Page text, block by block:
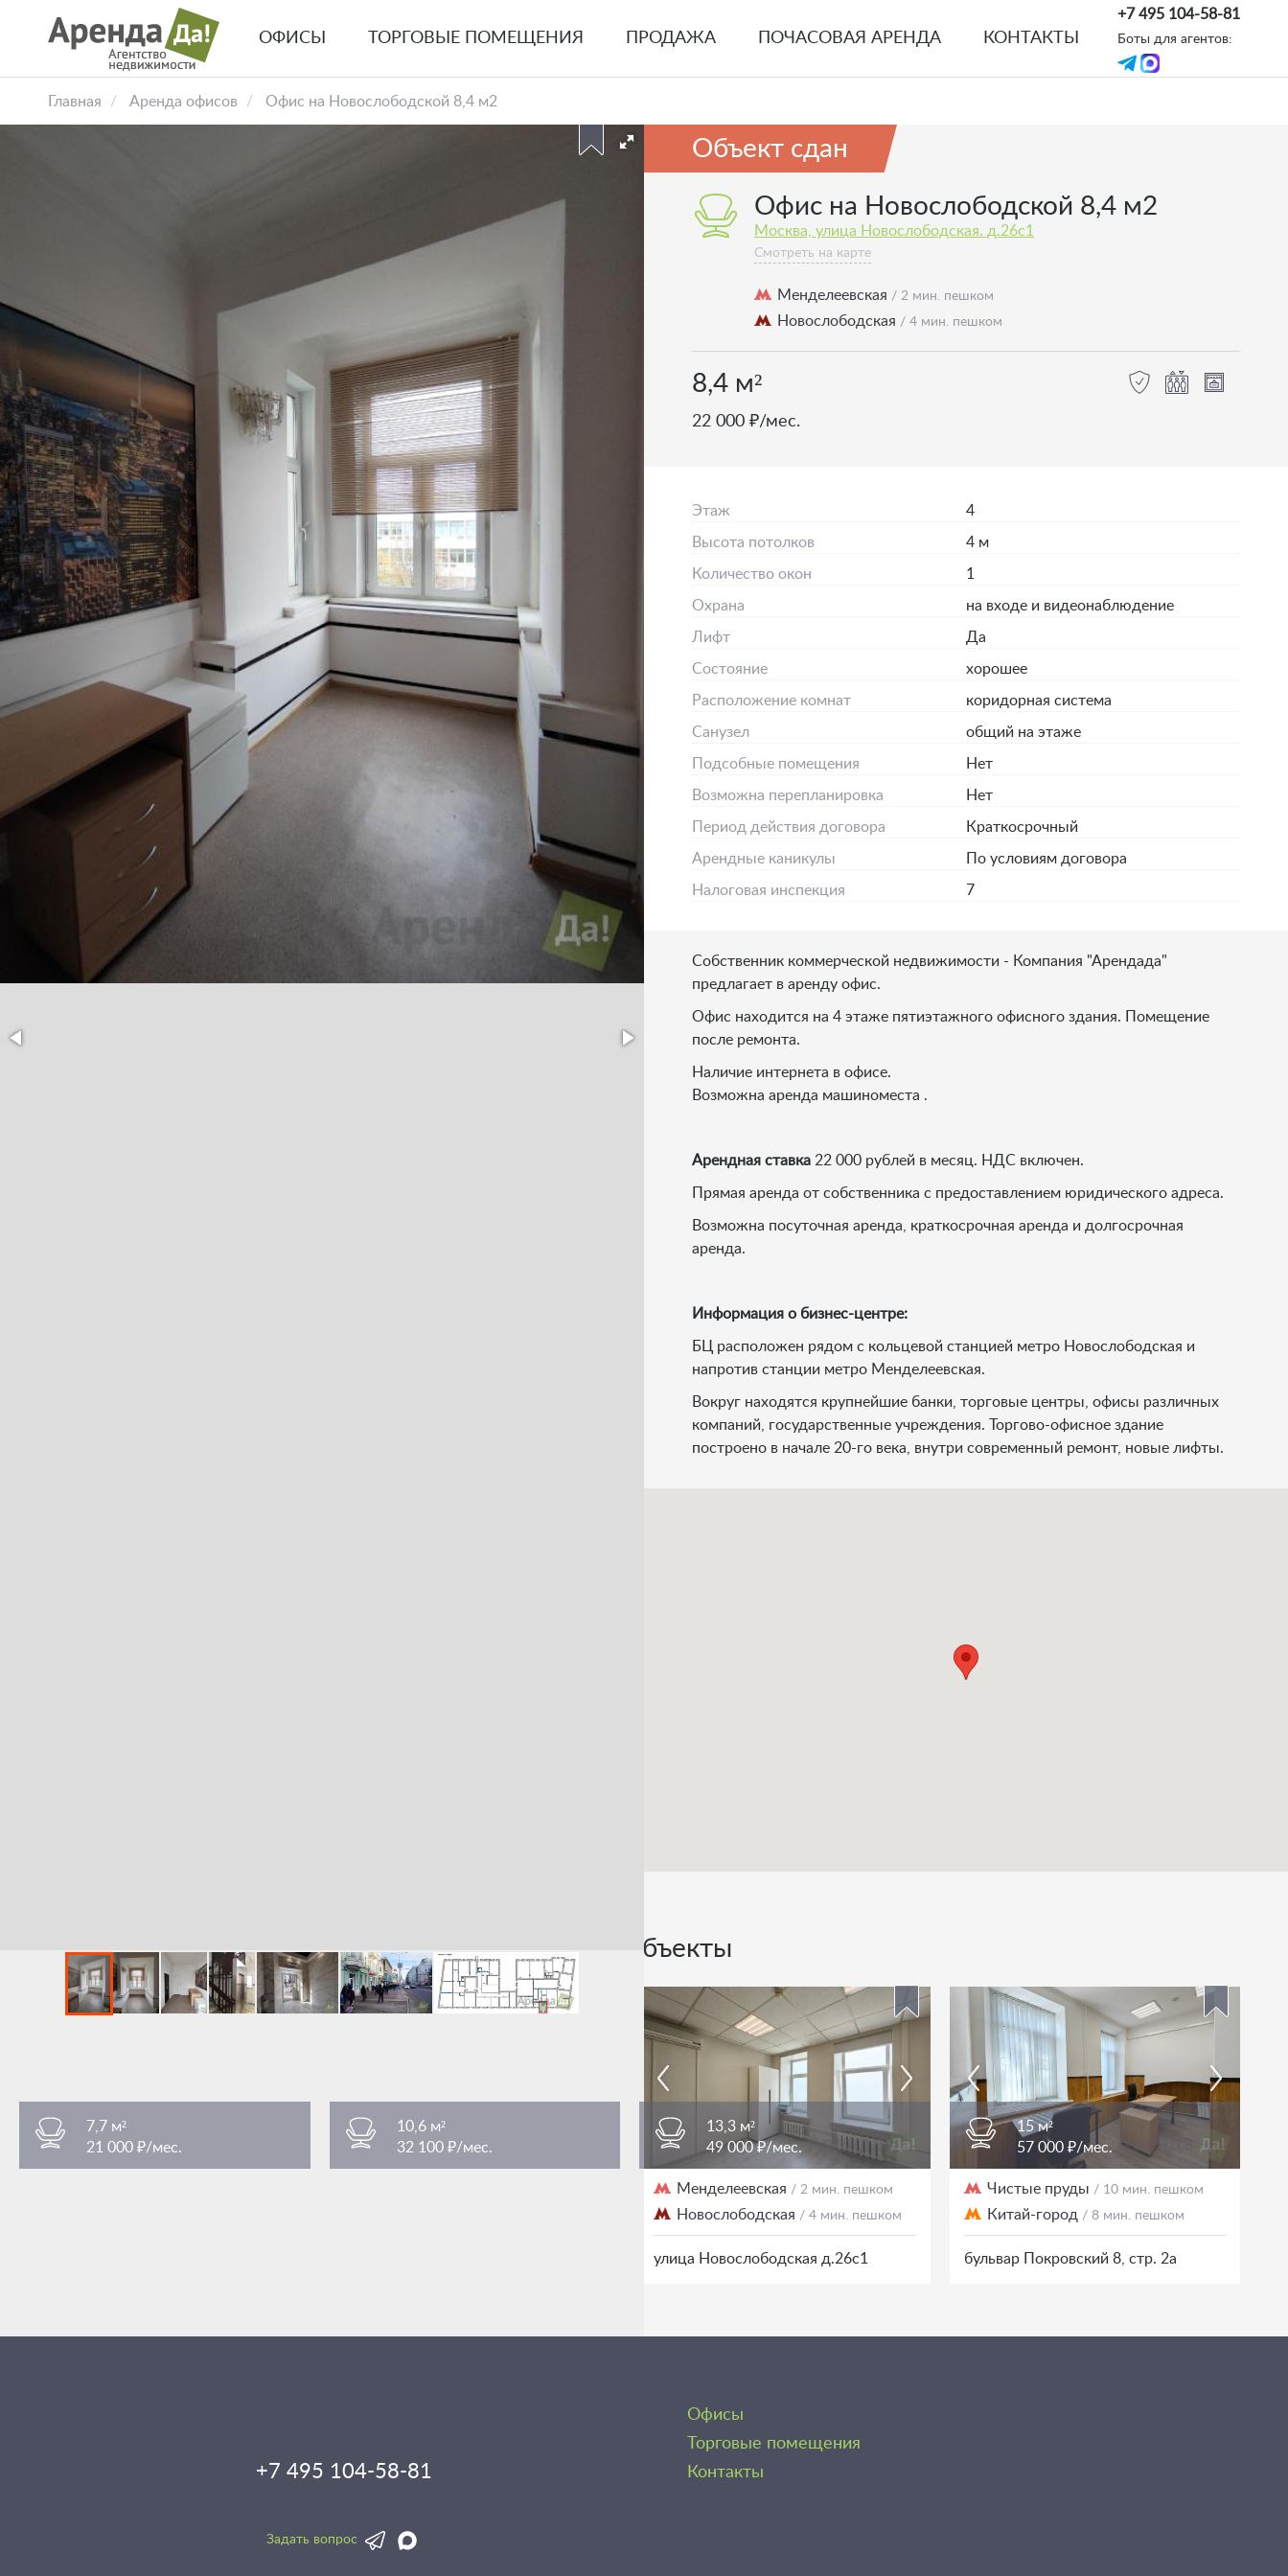
навигация
ОФИСЫ ТОРГОВЫЕ ПОМЕЩЕНИЯ ПРОДАЖА ПОЧАСОВАЯ АРЕНДА КОНТАКТЫ
+7 495 104-58-81
Боты для агентов:
Главная Аренда офисов Офис на Новослободской 8,4 м2
Объект сдан
Офис на Новослободской 8,4 м2
Москва, улица Новослободская. д.26с1
Смотреть на карте
Менделеевская / 2 мин. пешком
Новослободская / 4 мин. пешком
8,4 м²
22 000 ₽/мес.
Этаж 4
Высота потолков 4 м
Количество окон 1
Охрана на входе и видеонаблюдение
Лифт Да
Состояние хорошее
Расположение комнат коридорная система
Санузел общий на этаже
Подсобные помещения Нет
Возможна перепланировка Нет
Период действия договора Краткосрочный
Арендные каникулы По условиям договора
Налоговая инспекция 7
Собственник коммерческой недвижимости - Компания "Арендада"
предлагает в аренду офис.
Офис находится на 4 этаже пятиэтажного офисного здания. Помещение
после ремонта.
Наличие интернета в офисе.
Возможна аренда машиноместа .
Арендная ставка 22 000 рублей в месяц. НДС включен.
Прямая аренда от собственника с предоставлением юридического адреса.
Возможна посуточная аренда, краткосрочная аренда и долгосрочная
аренда.
Информация о бизнес-центре:
БЦ расположен рядом с кольцевой станцией метро Новослободская и
напротив станции метро Менделеевская.
Вокруг находятся крупнейшие банки, торговые центры, офисы различных
компаний, государственные учреждения. Торгово-офисное здание
построено в начале 20-го века, внутри современный ремонт, новые лифты.
Похожие объекты
7,7 м²
21 000 ₽/мес.
10,6 м²
32 100 ₽/мес.
13,3 м²
49 000 ₽/мес.
Менделеевская / 2 мин. пешком
Новослободская / 4 мин. пешком
улица Новослободская д.26с1
15 м²
57 000 ₽/мес.
Чистые пруды / 10 мин. пешком
Китай-город / 8 мин. пешком
бульвар Покровский 8, стр. 2а
+7 495 104-58-81
Задать вопрос
Офисы
Торговые помещения
Контакты